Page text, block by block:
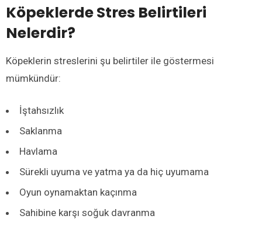
Köpeklerde Stres Belirtileri
Nelerdir?
Köpeklerin streslerini şu belirtiler ile göstermesi
mümkündür:
İştahsızlık
Saklanma
Havlama
Sürekli uyuma ve yatma ya da hiç uyumama
Oyun oynamaktan kaçınma
Sahibine karşı soğuk davranma